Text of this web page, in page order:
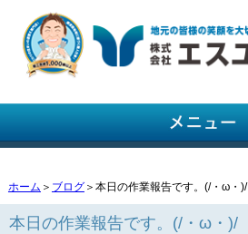
ホーム ＞ ブログ＞本日の作業報告です。(/・ω・)/
本日の作業報告です。(/・ω・)/